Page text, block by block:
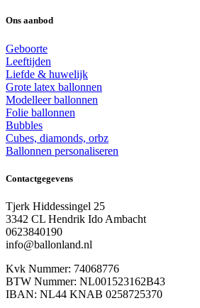
Ons aanbod
Geboorte
Leeftijden
Liefde & huwelijk
Grote latex ballonnen
Modelleer ballonnen
Folie ballonnen
Bubbles
Cubes, diamonds, orbz
Ballonnen personaliseren
Contactgegevens
Tjerk Hiddessingel 25
3342 CL Hendrik Ido Ambacht
0623840190
info@ballonland.nl
Kvk Nummer: 74068776
BTW Nummer: NL001523162B43
IBAN: NL44 KNAB 0258725370